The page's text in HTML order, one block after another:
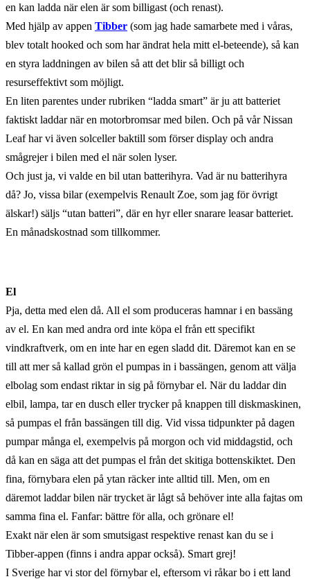
en kan ladda när elen är som billigast (och renast).
Med hjälp av appen Tibber (som jag hade samarbete med i våras,
blev totalt hooked och som har ändrat hela mitt el-beteende), så kan
en styra laddningen av bilen så att det blir så billigt och
resurseffektivt som möjligt.
En liten parentes under rubriken “ladda smart” är ju att batteriet
faktiskt laddar när en motorbromsar med bilen. Och på vår Nissan
Leaf har vi även solceller baktill som förser display och andra
smågrejer i bilen med el när solen lyser.
Och just ja, vi valde en bil utan batterihyra. Vad är nu batterihyra
då? Jo, vissa bilar (exempelvis Renault Zoe, som jag för övrigt
älskar!) säljs “utan batteri”, där en hyr eller snarare leasar batteriet.
En månadskostnad som tillkommer.
El
Pja, detta med elen då. All el som produceras hamnar i en bassäng
av el. En kan med andra ord inte köpa el från ett specifikt
vindkraftverk, om en inte har en egen sladd dit. Däremot kan en se
till att mer så kallad grön el pumpas in i bassängen, genom att välja
elbolag som endast riktar in sig på förnybar el. När du laddar din
elbil, lampa, tar en dusch eller trycker på knappen till diskmaskinen,
så pumpas el från bassängen till dig. Vid vissa tidpunkter på dagen
pumpar många el, exempelvis på morgon och vid middagstid, och
då kan en säga att det pumpas el från det skitiga bottenskiktet. Den
fina, förnybara elen på ytan räcker inte alltid till. Men, om en
däremot laddar bilen när trycket är lågt så behöver inte alla fajtas om
samma fina el. Fanfar: bättre för alla, och grönare el!
Exakt när elen är som smutsigast respektive renast kan du se i
Tibber-appen (finns i andra appar också). Smart grej!
I Sverige har vi stor del förnybar el, eftersom vi råkar bo i ett land